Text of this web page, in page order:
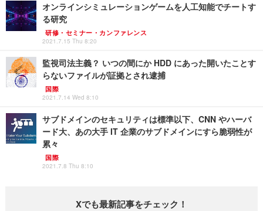
オンラインシミュレーションゲームを人工知能でチートす
る研究
研修・セミナー・カンファレンス
2021.7.15 Thu 8:20
監視司法主義？ いつの間にか HDD にあった開いたことす
らないファイルが証拠とされ逮捕
国際
2021.7.14 Wed 8:10
サブドメインのセキュリティは標準以下、CNN やハーバ
ード大、あの大手 IT 企業のサブドメインにすら脆弱性が
累々
国際
2021.7.8 Thu 8:10
Xでも最新記事をチェック！